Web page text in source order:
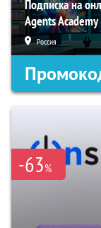
Подписка на
Agents Academy
Россия
-63%